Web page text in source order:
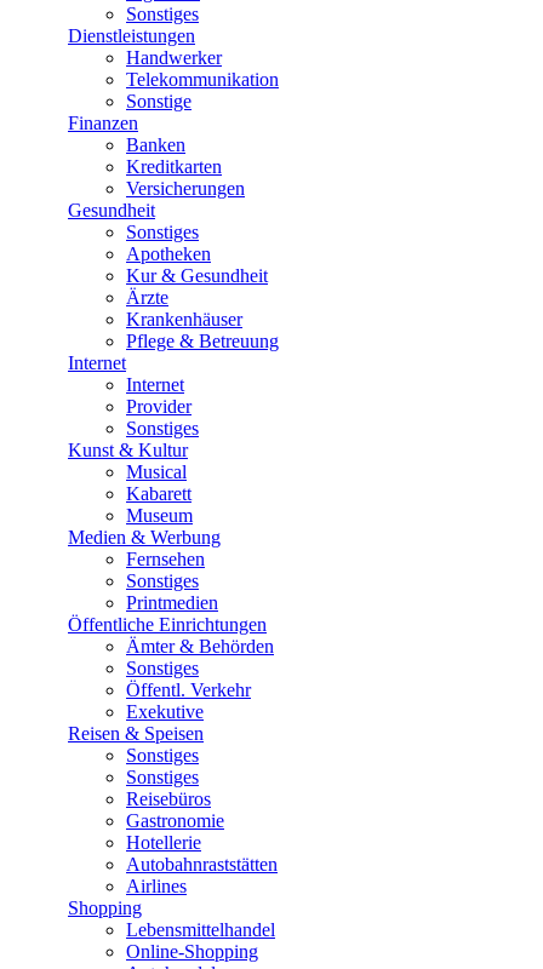
Sonstiges
Dienstleistungen
Handwerker
Telekommunikation
Sonstige
Finanzen
Banken
Kreditkarten
Versicherungen
Gesundheit
Sonstiges
Apotheken
Kur & Gesundheit
Ärzte
Krankenhäuser
Pflege & Betreuung
Internet
Internet
Provider
Sonstiges
Kunst & Kultur
Musical
Kabarett
Museum
Medien & Werbung
Fernsehen
Sonstiges
Printmedien
Öffentliche Einrichtungen
Ämter & Behörden
Sonstiges
Öffentl. Verkehr
Exekutive
Reisen & Speisen
Sonstiges
Sonstiges
Reisebüros
Gastronomie
Hotellerie
Autobahnraststätten
Airlines
Shopping
Lebensmittelhandel
Online-Shopping